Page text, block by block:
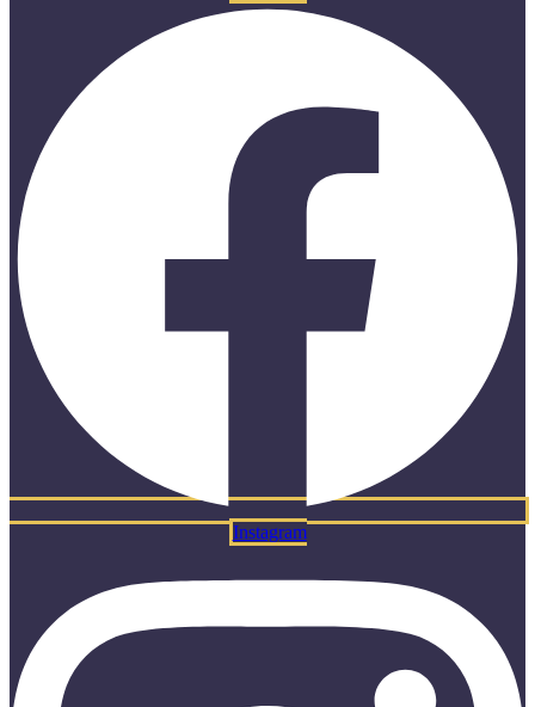
Instagram